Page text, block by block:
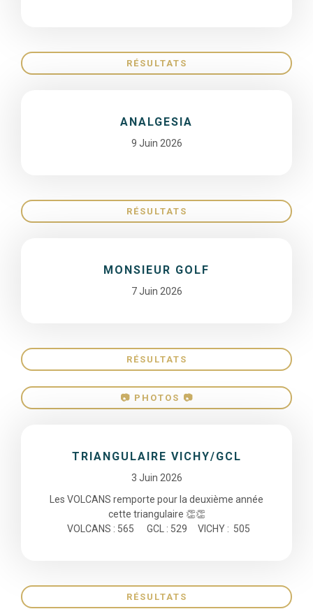
RÉSULTATS
ANALGESIA
9 Juin 2026
RÉSULTATS
MONSIEUR GOLF
7 Juin 2026
RÉSULTATS
📷 PHOTOS 📷
TRIANGULAIRE VICHY/GCL
3 Juin 2026
Les VOLCANS remporte pour la deuxième année
cette triangulaire 👏👏
VOLCANS : 565 GCL : 529 VICHY : 505
RÉSULTATS